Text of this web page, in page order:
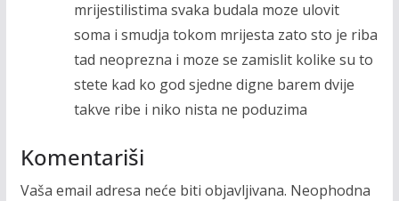
mrijestilistima svaka budala moze ulovit
soma i smudja tokom mrijesta zato sto je riba
tad neoprezna i moze se zamislit kolike su to
stete kad ko god sjedne digne barem dvije
takve ribe i niko nista ne poduzima
Komentariši
Vaša email adresa neće biti objavljivana. Neophodna